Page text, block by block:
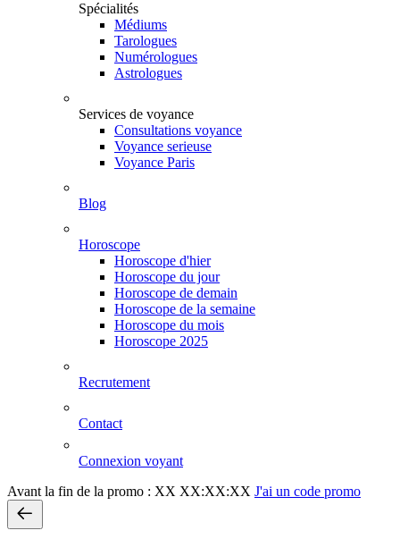
Spécialités
Médiums
Tarologues
Numérologues
Astrologues
Services de voyance
Consultations voyance
Voyance serieuse
Voyance Paris
Blog
Horoscope
Horoscope d'hier
Horoscope du jour
Horoscope de demain
Horoscope de la semaine
Horoscope du mois
Horoscope 2025
Recrutement
Contact
Connexion voyant
Avant la fin de la promo : XX XX:XX:XX J'ai un code promo